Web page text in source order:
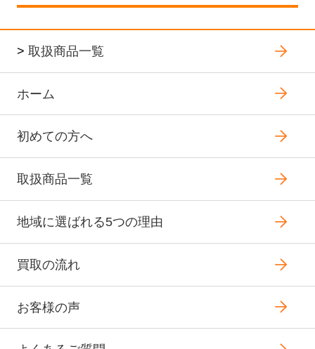
> 取扱商品一覧
ホーム
初めての方へ
取扱商品一覧
地域に選ばれる5つの理由
買取の流れ
お客様の声